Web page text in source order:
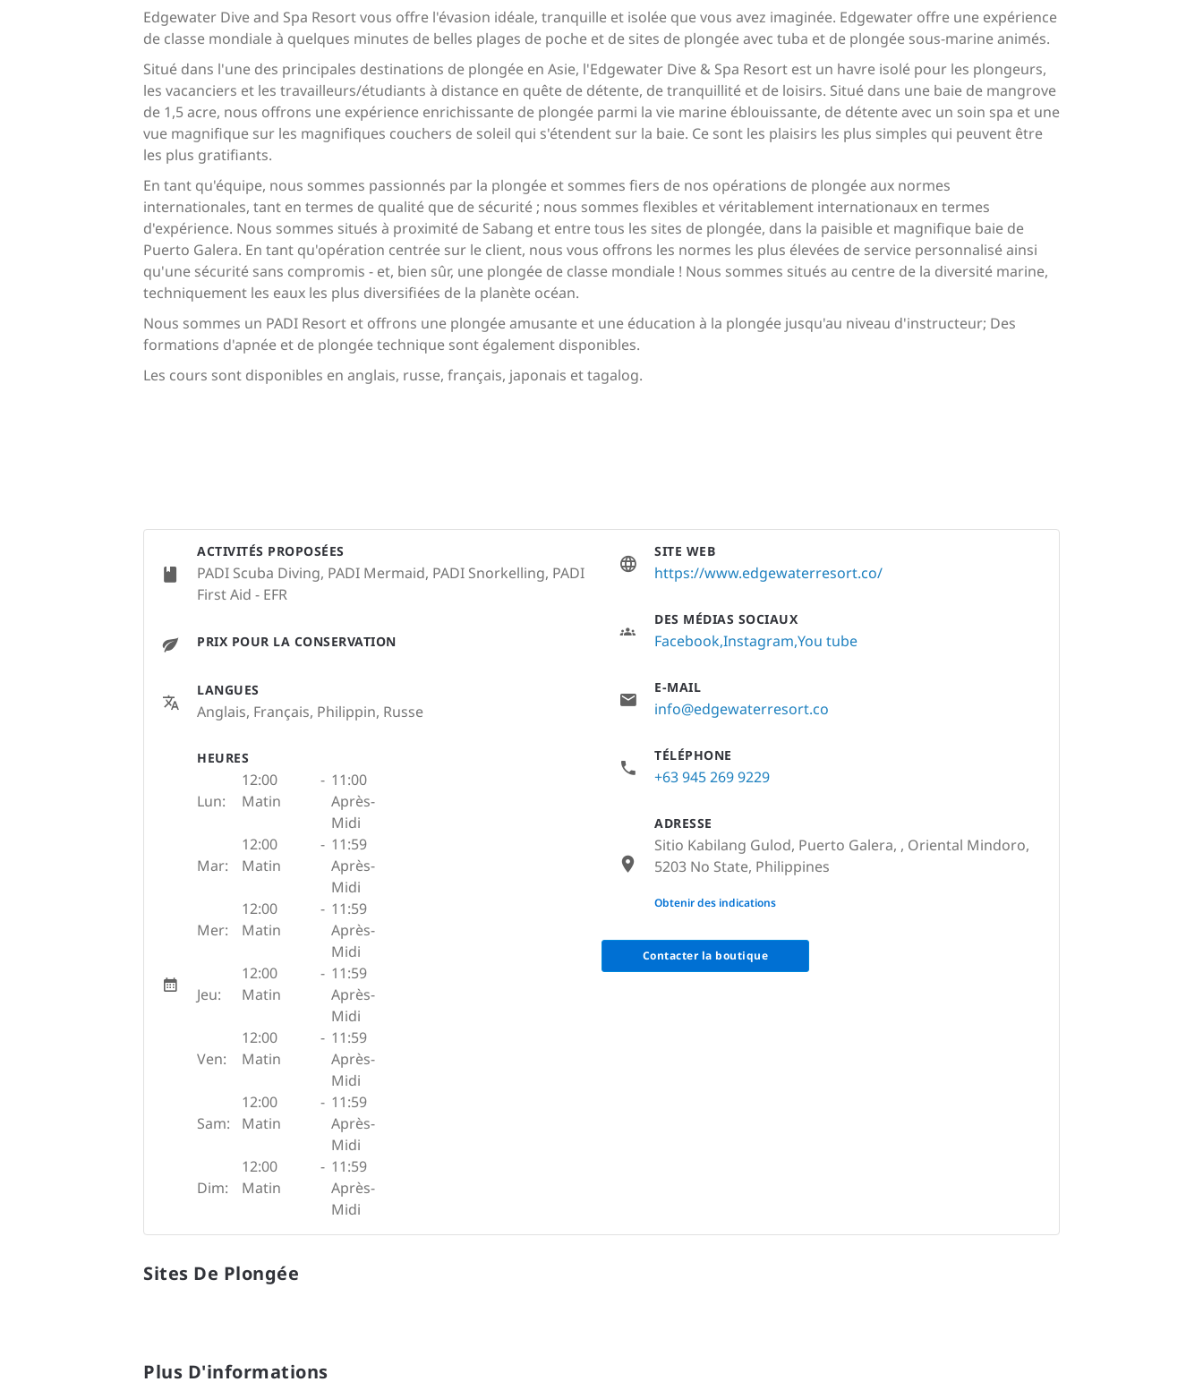
Edgewater Dive and Spa Resort vous offre l'évasion idéale, tranquille et isolée que vous avez imaginée. Edgewater offre une expérience
de classe mondiale à quelques minutes de belles plages de poche et de sites de plongée avec tuba et de plongée sous-marine animés.
Situé dans l'une des principales destinations de plongée en Asie, l'Edgewater Dive & Spa Resort est un havre isolé pour les plongeurs,
les vacanciers et les travailleurs/étudiants à distance en quête de détente, de tranquillité et de loisirs. Situé dans une baie de mangrove
de 1,5 acre, nous offrons une expérience enrichissante de plongée parmi la vie marine éblouissante, de détente avec un soin spa et une
vue magnifique sur les magnifiques couchers de soleil qui s'étendent sur la baie. Ce sont les plaisirs les plus simples qui peuvent être
les plus gratifiants.
En tant qu'équipe, nous sommes passionnés par la plongée et sommes fiers de nos opérations de plongée aux normes
internationales, tant en termes de qualité que de sécurité ; nous sommes flexibles et véritablement internationaux en termes
d'expérience. Nous sommes situés à proximité de Sabang et entre tous les sites de plongée, dans la paisible et magnifique baie de
Puerto Galera. En tant qu'opération centrée sur le client, nous vous offrons les normes les plus élevées de service personnalisé ainsi
qu'une sécurité sans compromis - et, bien sûr, une plongée de classe mondiale ! Nous sommes situés au centre de la diversité marine,
techniquement les eaux les plus diversifiées de la planète océan.
Nous sommes un PADI Resort et offrons une plongée amusante et une éducation à la plongée jusqu'au niveau d'instructeur; Des
formations d'apnée et de plongée technique sont également disponibles.
Les cours sont disponibles en anglais, russe, français, japonais et tagalog.
ACTIVITÉS PROPOSÉES
PADI Scuba Diving, PADI Mermaid, PADI Snorkelling, PADI
First Aid - EFR
PRIX POUR LA CONSERVATION
LANGUES
Anglais, Français, Philippin, Russe
HEURES
Lun:
12:00
Matin
- 11:00
Après-
Midi
Mar:
12:00
Matin
- 11:59
Après-
Midi
Mer:
12:00
Matin
- 11:59
Après-
Midi
Jeu:
12:00
Matin
- 11:59
Après-
Midi
Ven:
12:00
Matin
- 11:59
Après-
Midi
Sam:
12:00
Matin
- 11:59
Après-
Midi
Dim:
12:00
Matin
- 11:59
Après-
Midi
SITE WEB
https://www.edgewaterresort.co/
DES MÉDIAS SOCIAUX
FacebookInstagram You tube
E-MAIL
info@edgewaterresort.co
TÉLÉPHONE
+63 945 269 9229
ADRESSE
Sitio Kabilang Gulod, Puerto Galera, , Oriental Mindoro,
5203 No State, Philippines
None
Obtenir des indications
Contacter la boutique
Sites De Plongée
Plus D'informations